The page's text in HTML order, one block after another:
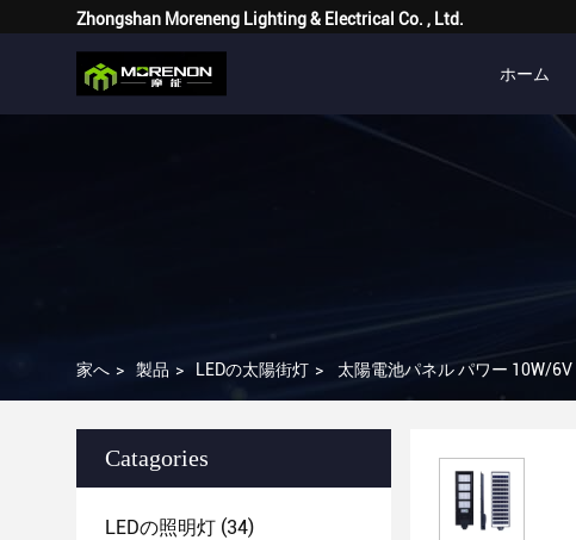
Zhongshan Moreneng Lighting & Electrical Co. , Ltd.
ホーム
家へ > 製品 > LEDの太陽街灯 > 太陽電池パネル パワー 10W/
Catagories
LEDの照明灯 (34)